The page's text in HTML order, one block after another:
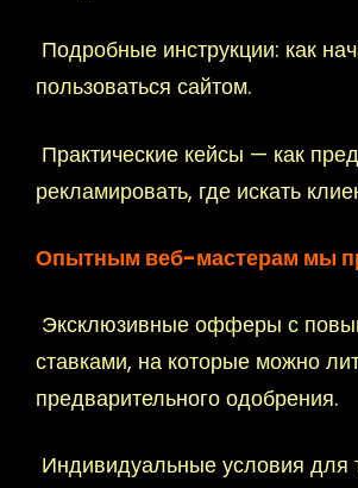
Подробные инструкции: как
пользоваться сайтом.
Практические кейсы — как
рекламировать, где искать
Опытным веб-мастерам мы
Эксклюзивные офферы с
ставками, на которые можно
предварительного одобрения.
Индивидуальные условия для